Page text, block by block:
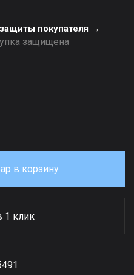
покупателя →
защищена
в корзину
1 клик